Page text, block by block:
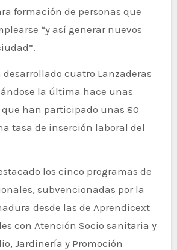
formación de personas que
“y así generar nuevos
cuatro Lanzaderas
la última hace unas
han participado unas 80
tasa de inserción laboral del
los cinco programas de
subvencionadas por la
desde las de Aprendicext
con Atención Socio sanitaria y
Jardinería y Promoción